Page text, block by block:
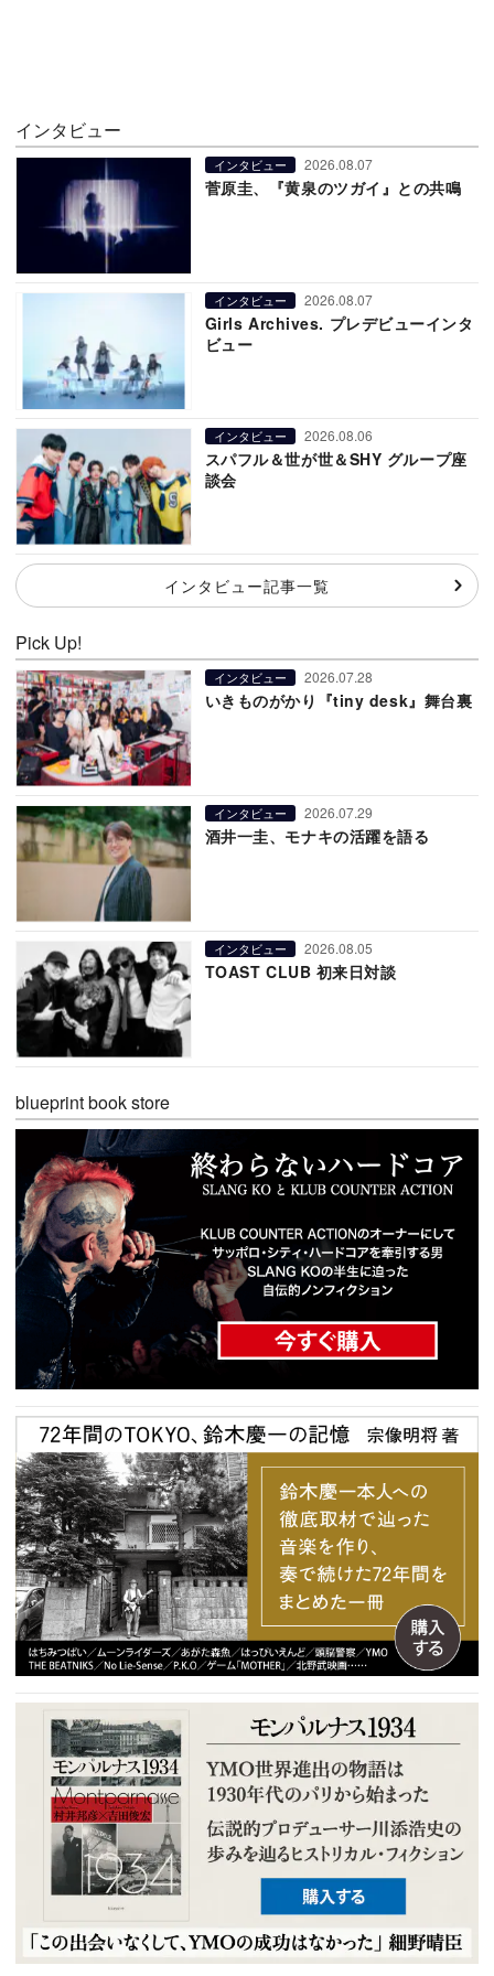
インタビュー
インタビュー 2026.08.07
菅原圭、『黄泉のツガイ』との共鳴
インタビュー 2026.08.07
Girls Archives. プレデビューインタ
ビュー
インタビュー 2026.08.06
スパフル＆世が世＆SHY グループ座
談会
インタビュー記事一覧
Pick Up!
インタビュー 2026.07.28
いきものがかり『tiny desk』舞台裏
インタビュー 2026.07.29
酒井一圭、モナキの活躍を語る
インタビュー 2026.08.05
TOAST CLUB 初来日対談
blueprint book store